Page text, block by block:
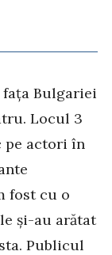
Bulgariei
Locul 3
pe actori în
fost cu o
și-au arătat
Publicul